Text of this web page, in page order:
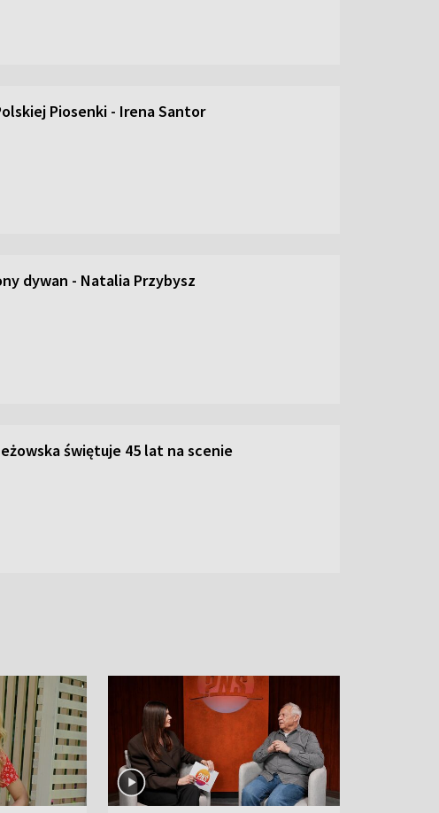
Piosenki - Irena Santor
dywan - Natalia Przybysz
świętuje 45 lat na scenie